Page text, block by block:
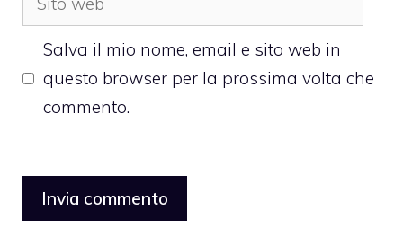
web
Salva il mio nome, email e sito web in
questo browser per la prossima volta che
commento.